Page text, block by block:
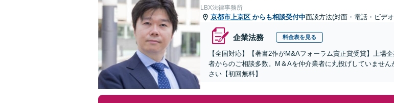
LBX法律事務所
京都市上京区 からも相談受付中面談方法(対面・電話・ビデ
企業法務 料金表を見る
【全国対応】【著書2作がM&Aフォーラム賞正賞受賞】上場
者からのご相談多数。M＆Aを仲介業者に丸投げしていませ
さい【初回無料】